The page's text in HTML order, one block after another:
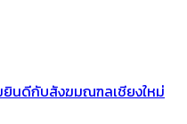
นดีกับสังฆมณฑลเชียงใหม่